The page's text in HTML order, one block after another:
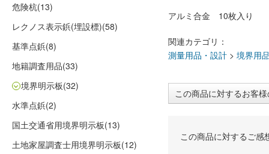
危険杭(13)
レクノス表示鋲(埋設標)(58)
基準点鋲(8)
地籍調査用品(33)
境界明示板(32)
水準点鋲(2)
国土交通省用境界明示板(13)
土地家屋調査士用境界明示板(12)
アルミ合金 10枚入り
関連カテゴリ：
測量用品・設計 > 境界用
この商品に対するお客
この商品に対するご感